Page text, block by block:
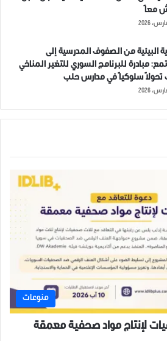
معاً
البيئية من الصفوف المدرسية إلى
مبادرة للبرنامج السوري للتغير المناخي
تحولاً سلوكياً في مدارس حلب
منوعات
لإنتاج مواد صحفية معمقة